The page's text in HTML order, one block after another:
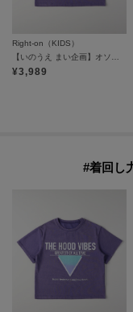
Right-on（KIDS）
¥3,989
#着回し